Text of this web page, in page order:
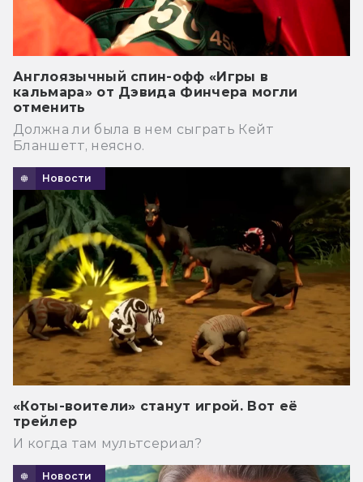
Англоязычный спин-офф «Игры в
кальмара» от Дэвида Финчера могли
отменить
Должна ли была в нем сыграть Кейт
Бланшетт, неясно.
Новости
«Коты-воители» станут игрой. Вот её
трейлер
И когда там мультсериал?
Новости